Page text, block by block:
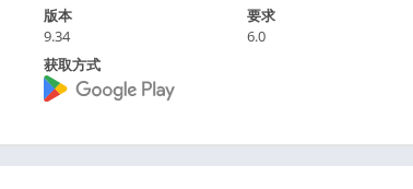
版本
9.34
要求
6.0
获取方式